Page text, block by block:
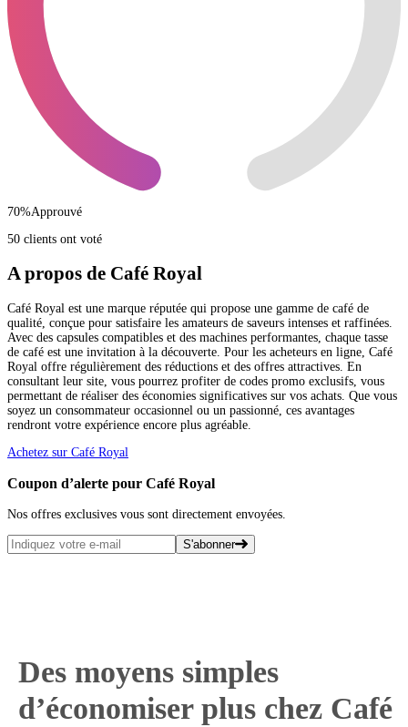
70%Approuvé
50 clients ont voté
A propos de Café Royal
Café Royal est une marque réputée qui propose une gamme de café de
qualité, conçue pour satisfaire les amateurs de saveurs intenses et raffinées.
Avec des capsules compatibles et des machines performantes, chaque tasse
de café est une invitation à la découverte. Pour les acheteurs en ligne, Café
Royal offre régulièrement des réductions et des offres attractives. En
consultant leur site, vous pourrez profiter de codes promo exclusifs, vous
permettant de réaliser des économies significatives sur vos achats. Que vous
soyez un consommateur occasionnel ou un passionné, ces avantages
rendront votre expérience encore plus agréable.
Achetez sur Café Royal
Coupon d’alerte pour Café Royal
Nos offres exclusives vous sont directement envoyées.
S'abonner
Des moyens simples
d’économiser plus chez Café